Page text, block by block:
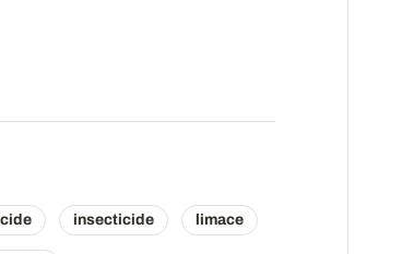
insecticide limace